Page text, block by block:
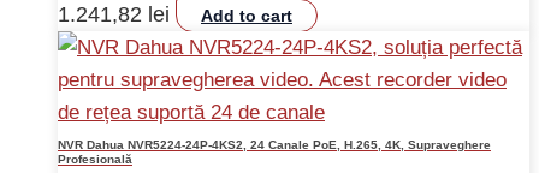
1.241,82 lei Add to cart
NVR Dahua NVR5224-24P-4KS2, 24 Canale PoE, H.265, 4K, Supraveghere
Profesională